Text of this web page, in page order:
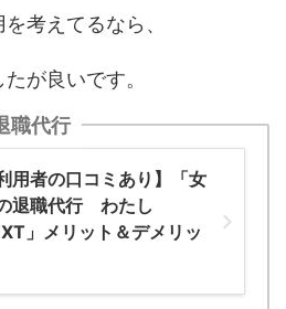
考えてるなら、
が良いです。
職代行
利用者の口コミあり】「女
退職代行 わたし
」メリット＆デメリッ